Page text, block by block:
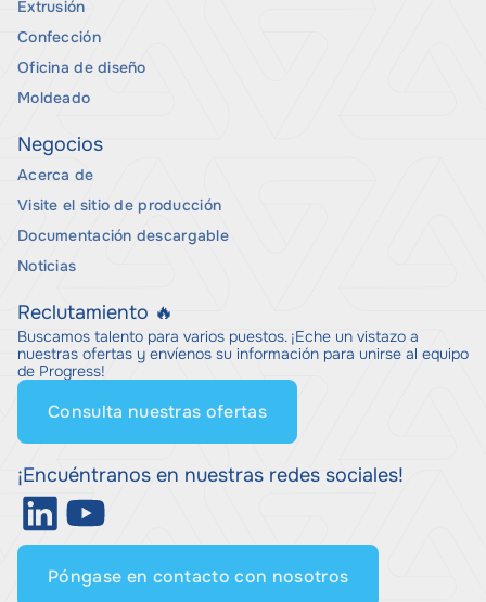
Extrusión
Confección
Oficina de diseño
Moldeado
Negocios
Acerca de
Visite el sitio de producción
Documentación descargable
Noticias
Reclutamiento 🔥
Buscamos talento para varios puestos. ¡Eche un vistazo a
nuestras ofertas y envíenos su información para unirse al equipo
de Progress!
Consulta nuestras ofertas
¡Encuéntranos en nuestras redes sociales!
Póngase en contacto con nosotros